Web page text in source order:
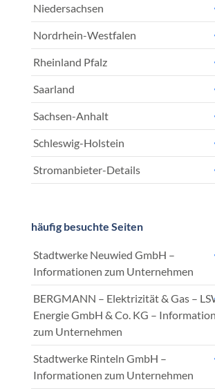
Niedersachsen
Nordrhein-Westfalen
Rheinland Pfalz
Saarland
Sachsen-Anhalt
Schleswig-Holstein
Stromanbieter-Details
häufig besuchte Seiten
Stadtwerke Neuwied GmbH –
Informationen zum Unternehmen
BERGMANN – Elektrizität & Gas –
Energie GmbH & Co. KG –
zum Unternehmen
Stadtwerke Rinteln GmbH –
Informationen zum Unternehmen